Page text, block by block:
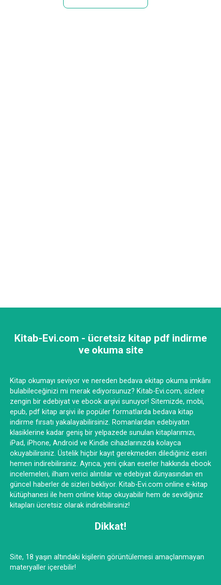
Kitab-Evi.com - ücretsiz kitap pdf indirme
ve okuma site
Kitap okumayı seviyor ve nereden bedava ekitap okuma imkânı
bulabileceğinizi mi merak ediyorsunuz? Kitab-Evi.com, sizlere
zengin bir edebiyat ve ebook arşivi sunuyor! Sitemizde, mobi,
epub, pdf kitap arşivi ile popüler formatlarda bedava kitap
indirme fırsatı yakalayabilirsiniz. Romanlardan edebiyatın
klasiklerine kadar geniş bir yelpazede sunulan kitaplarımızı,
iPad, iPhone, Android ve Kindle cihazlarınızda kolayca
okuyabilirsiniz. Üstelik hiçbir kayıt gerekmeden dilediğiniz eseri
hemen indirebilirsiniz. Ayrıca, yeni çıkan eserler hakkında ebook
incelemeleri, ilham verici alıntılar ve edebiyat dünyasından en
güncel haberler de sizleri bekliyor. Kitab-Evi.com online e-kitap
kütüphanesi ile hem online kitap okuyabilir hem de sevdiğiniz
kitapları ücretsiz olarak indirebilirsiniz!
Dikkat!
Site, 18 yaşın altındaki kişilerin görüntülemesi amaçlanmayan
materyaller içerebilir!